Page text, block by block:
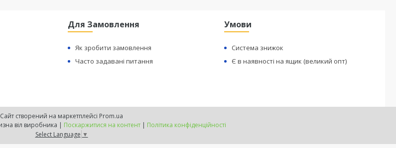
Для Замовлення
Як зробити замовлення
Часто задавані питання
Умови
Система знижок
Є в наявності на ящик (великий опт)
Сайт створений на маркетплейсі Prom.ua
Офіційний сайт INDENA Нижня білизна віл виробника | Поскаржитися на контент | Політика конфіденційності
Select Language ▼